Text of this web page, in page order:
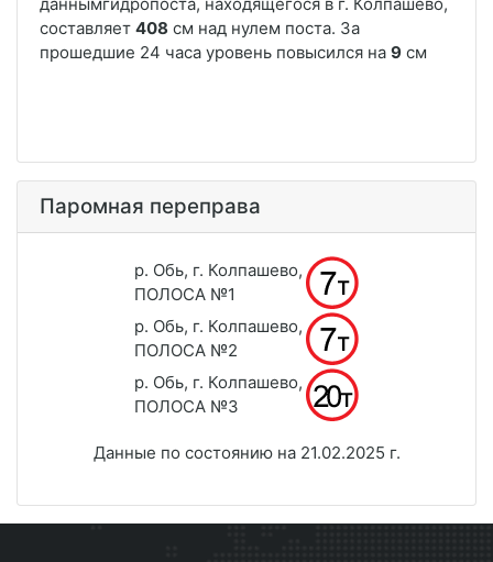
Паромная переправа
р. Обь, г. Колпашево,
ПОЛОСА №1
р. Обь, г. Колпашево,
ПОЛОСА №2
р. Обь, г. Колпашево,
ПОЛОСА №3
Данные по состоянию на 21.02.2025 г.